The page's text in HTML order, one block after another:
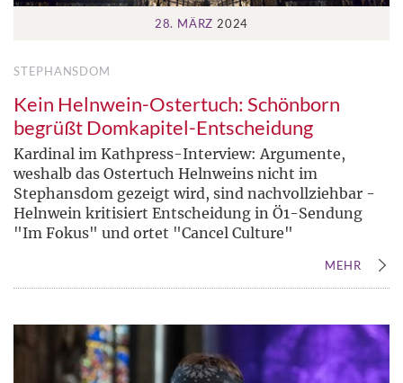
28. MÄRZ 2024
STEPHANSDOM
Kein Helnwein-Ostertuch: Schönborn
begrüßt Domkapitel-Entscheidung
Kardinal im Kathpress-Interview: Argumente,
weshalb das Ostertuch Helnweins nicht im
Stephansdom gezeigt wird, sind nachvollziehbar -
Helnwein kritisiert Entscheidung in Ö1-Sendung
"Im Fokus" und ortet "Cancel Culture"
MEHR